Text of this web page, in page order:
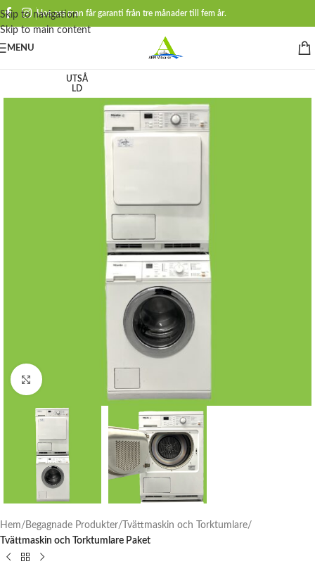
Skip to navigation
Skip to main content
Hos oss man får garanti från tre månader till fem år.
MENU
UTSÅ
LD
Click to enlarge
Hem Begagnade Produkter
Tvättmaskin och Torktumlare
Tvättmaskin och Torktumlare Paket